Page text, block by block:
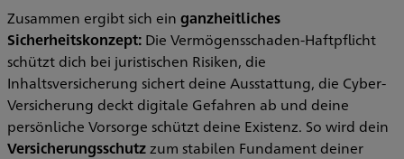
Zusammen ergibt sich ein ganzheitliches
Sicherheitskonzept: Die Vermögensschaden-Haftpflicht
schützt dich bei juristischen Risiken, die
Inhaltsversicherung sichert deine Ausstattung, die Cyber-
Versicherung deckt digitale Gefahren ab und deine
persönliche Vorsorge schützt deine Existenz. So wird dein
Versicherungsschutzzum stabilen Fundament deiner